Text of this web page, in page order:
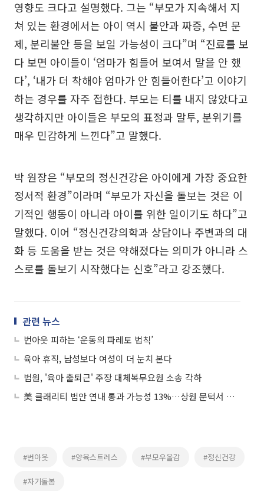
영향도 크다고 설명했다. 그는 “부모가 지속해서 지
쳐 있는 환경에서는 아이 역시 불안과 짜증, 수면 문
제, 분리불안 등을 보일 가능성이 크다”며 “진료를 보
다 보면 아이들이 ‘엄마가 힘들어 보여서 말을 안 했
다’, ‘내가 더 착해야 엄마가 안 힘들어한다’고 이야기
하는 경우를 자주 접한다. 부모는 티를 내지 않았다고
생각하지만 아이들은 부모의 표정과 말투, 분위기를
매우 민감하게 느낀다”고 말했다.
박 원장은 “부모의 정신건강은 아이에게 가장 중요한
정서적 환경”이라며 “부모가 자신을 돌보는 것은 이
기적인 행동이 아니라 아이를 위한 일이기도 하다”고
말했다. 이어 “정신건강의학과 상담이나 주변과의 대
화 등 도움을 받는 것은 약해졌다는 의미가 아니라 스
스로를 돌보기 시작했다는 신호”라고 강조했다.
관련 뉴스
번아웃 피하는 ‘운동의 파레토 법칙’
육아 휴직, 남성보다 여성이 더 눈치 본다
법원, '육아 출퇴근' 주장 대체복무요원 소송 각하
美 클래리티 법안 연내 통과 가능성 13%…상원 문턱서 제동
#번아웃 #양육스트레스 #부모우울감 #정신건강
#자기돌봄